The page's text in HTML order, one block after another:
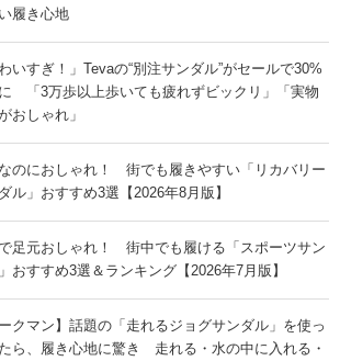
履き心地
わいすぎ！」Tevaの“別注サンダル”がセールで30%
「3万歩以上歩いても疲れずビックリ」「実物
おしゃれ」
のにおしゃれ！ 街でも履きやすい「リカバリー
ル」おすすめ3選【2026年8月版】
足元おしゃれ！ 街中でも履ける「スポーツサン
おすすめ3選＆ランキング【2026年7月版】
ークマン】話題の「走れるジョグサンダル」を使っ
ら、履き心地に驚き 走れる・水の中に入れる・